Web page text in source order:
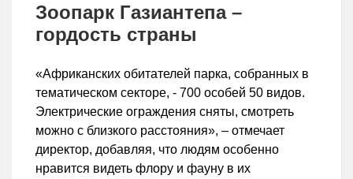
Зоопарк Газиантепа –
гордость страны
«Африканских обитателей парка, собранных в
тематическом секторе, - 700 особей 50 видов.
Электрические ограждения сняты, смотреть
можно с близкого расстояния», – отмечает
директор, добавляя, что людям особенно
нравится видеть флору и фауну в их